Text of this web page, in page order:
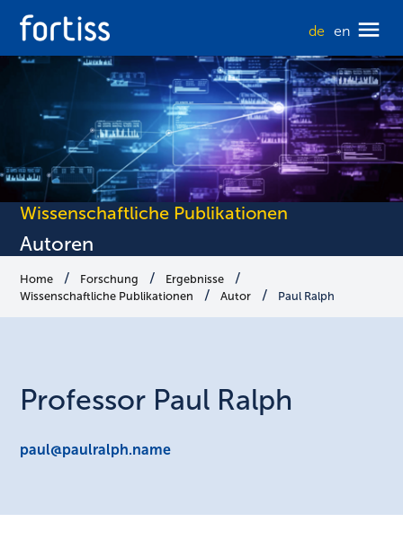
de en
Wissenschaftliche Publikationen
Autoren
Home Forschung
Ergebnisse
Wissenschaftliche Publikationen
Autor Paul Ralph
Professor Paul Ralph
paul@paulralph.name